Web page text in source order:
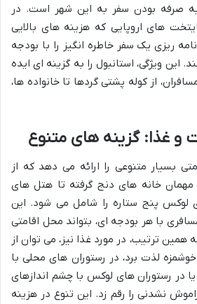
صرفه بودن سفر به این شهر است. در
های اروپایی که هزینه های بالایی
ریزی یک سفر خاطره انگیز را با بودجه
این ویژگی، استانبول را به گزینه ای ایده
از کوله پشتی گردها تا خانواده ها،
و غذا: گزینه های متنوع
بسیار متنوعی را ارائه می دهد که از
خانه های دنج گرفته تا هتل های
پنج ستاره را شامل می شود. این
با هر بودجه ای، بتواند محل اقامتی
همین ترتیب، در مورد غذا نیز، می توان از
لذت برد، در رستوران های محلی با
در رستوران های لوکس با چشم اندازهای
نشدنی را رقم زد. این تنوع در هزینه